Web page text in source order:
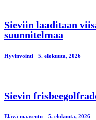
Sieviin laaditaan
suunnitelmaa
Hyvinvointi 5. elokuuta, 2026
Sievin
Elävä maaseutu 5. elokuuta, 2026